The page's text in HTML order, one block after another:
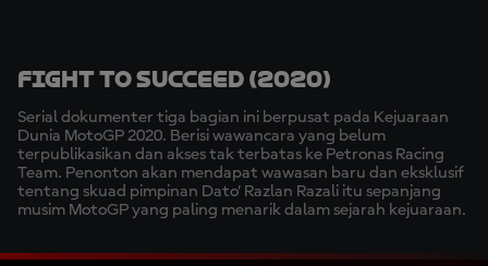
Fight to succeed (2020)
Serial dokumenter tiga bagian ini berpusat pada Kejuaraan
Dunia MotoGP 2020. Berisi wawancara yang belum
terpublikasikan dan akses tak terbatas ke Petronas Racing
Team. Penonton akan mendapat wawasan baru dan eksklusif
tentang skuad pimpinan Dato’ Razlan Razali itu sepanjang
musim MotoGP yang paling menarik dalam sejarah kejuaraan.